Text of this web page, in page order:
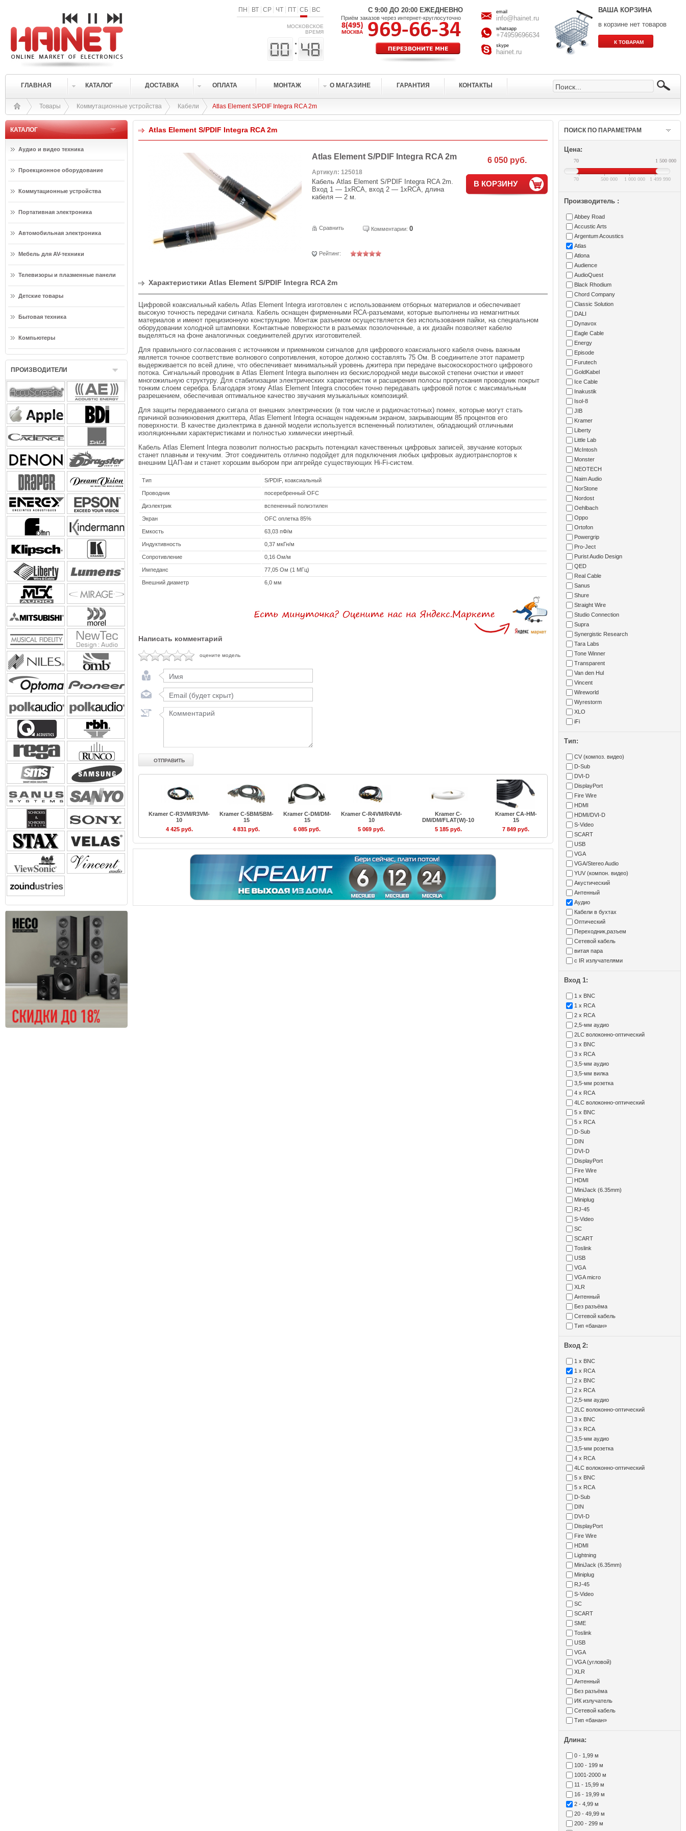
ПН ВТ СР ЧТ ПТ СБ ВС
МОСКОВСКОЕ
ВРЕМЯ
С 9:00 ДО 20:00 ЕЖЕДНЕВНО
Приём заказов через интернет-круглосуточно
email
info@hainet.ru
whatsapp
+74959696634
skype
hainet.ru
ВАША КОРЗИНА
в корзине нет товаров
ГЛАВНАЯ КАТАЛОГ ДОСТАВКА ОПЛАТА МОНТАЖ О МАГАЗИНЕ ГАРАНТИЯ КОНТАКТЫ
Товары Коммутационные устройства Кабели Atlas Element S/PDIF Integra RCA 2m
КАТАЛОГ
Аудио и видео техника
Проекционное оборудование
Коммутационные устройства
Портативная электроника
Автомобильная электроника
Мебель для AV-техники
Телевизоры и плазменные панели
Детские товары
Бытовая техника
Компьютеры
ПРОИЗВОДИТЕЛИ
Atlas Element S/PDIF Integra RCA 2m
Atlas Element S/PDIF Integra RCA 2m
Артикул: 125018
Кабель Atlas Element S/PDIF Integra RCA 2m.
Вход 1 — 1хRCA, вход 2 — 1хRCA, длина
кабеля — 2 м.
Сравнить Комментарии: 0
Рейтинг:
6 050 руб.
В КОРЗИНУ
Характеристики Atlas Element S/PDIF Integra RCA 2m
Цифровой коаксиальный кабель Atlas Element Integra изготовлен с использованием отборных материалов и обеспечивает
высокую точность передачи сигнала. Кабель оснащен фирменными RCA-разъемами, которые выполнены из немагнитных
материалов и имеют прецизионную конструкцию. Монтаж разъемом осуществляется без использования пайки, на специальном
оборудовании холодной штамповки. Контактные поверхности в разъемах позолоченные, а их дизайн позволяет кабелю
выделяться на фоне аналогичных соединителей других изготовителей.
Для правильного согласования с источником и приемником сигналов для цифрового коаксиального кабеля очень важным
является точное соответствие волнового сопротивления, которое должно составлять 75 Ом. В соединителе этот параметр
выдерживается по всей длине, что обеспечивает минимальный уровень джитера при передаче высокоскоростного цифрового
потока. Сигнальный проводник в Atlas Element Integra выполнен из бескислородной меди высокой степени очистки и имеет
многожильную структуру. Для стабилизации электрических характеристик и расширения полосы пропускания проводник покрыт
тонким слоем серебра. Благодаря этому Atlas Element Integra способен точно передавать цифровой поток с максимальным
разрешением, обеспечивая оптимальное качество звучания музыкальных композиций.
Для защиты передаваемого сигала от внешних электрических (в том числе и радиочастотных) помех, которые могут стать
причиной возникновения джиттера, Atlas Element Integra оснащен надежным экраном, закрывающим 85 процентов его
поверхности. В качестве диэлектрика в данной модели используется вспененный полиэтилен, обладающий отличными
изоляционными характеристиками и полностью химически инертный.
Кабель Atlas Element Integra позволит полностью раскрыть потенциал качественных цифровых записей, звучание которых
станет плавным и текучим. Этот соединитель отлично подойдет для подключения любых цифровых аудиотранспортов к
внешним ЦАП-ам и станет хорошим выбором при апгрейде существующих Hi-Fi-систем.
Тип S/PDIF, коаксиальный
Проводник посеребренный OFC
Диэлектрик вспененный полиэтилен
Экран OFC оплетка 85%
Емкость 63,03 пФ/м
Индуктивность 0,37 мкГн/м
Сопротивление 0,16 Ом/м
Импеданс 77,05 Ом (1 МГц)
Внешний диаметр 6,0 мм
Написать комментарий
оцените модель
Kramer C-R3VM/R3VM-
10
4 425 руб.
Kramer C-5BM/5BM-
15
4 831 руб.
Kramer C-DM/DM-
15
6 085 руб.
Kramer C-R4VM/R4VM-
10
5 069 руб.
Kramer C-
DM/DM/FLAT(W)-10
5 185 руб.
Kramer CA-HM-
15
7 849 руб.
ПОИСК ПО ПАРАМЕТРАМ
Цена:
70 1 500 000
70 1 499 990
500 000 1 000 000
Производитель :
Abbey Road
Accustic Arts
Argentum Acoustics
Atlas
Atlona
Audience
AudioQuest
Black Rhodium
Chord Company
Classic Solution
DALI
Dynavox
Eagle Cable
Energy
Episode
Furutech
GoldKabel
Ice Cable
Inakustik
Isol-8
JIB
Kramer
Liberty
Little Lab
McIntosh
Monster
NEOTECH
Naim Audio
NorStone
Nordost
Oehlbach
Oppo
Ortofon
Powergrip
Pro-Ject
Purist Audio Design
QED
Real Cable
Sanus
Shure
Straight Wire
Studio Connection
Supra
Synergistic Research
Tara Labs
Tone Winner
Transparent
Van den Hul
Vincent
Wireworld
Wyrestorm
XLO
iFi
Тип:
CV (композ. видео)
D-Sub
DVI-D
DisplayPort
Fire Wire
HDMI
HDMI/DVI-D
S-Video
SCART
USB
VGA
VGA/Stereo Audio
YUV (компон. видео)
Акустический
Антенный
Аудио
Кабели в бухтах
Оптический
Переходник,разъем
Сетевой кабель
витая пара
с IR излучателями
Вход 1:
1 x BNC
1 x RCA
2 x RCA
2,5-мм аудио
2LC волоконно-оптический
3 x BNC
3 x RCA
3,5-мм аудио
3,5-мм вилка
3,5-мм розетка
4 x RCA
4LC волоконно-оптический
5 x BNC
5 x RCA
D-Sub
DIN
DVI-D
DisplayPort
Fire Wire
HDMI
MiniJack (6.35mm)
Miniplug
RJ-45
S-Video
SC
SCART
Toslink
USB
VGA
VGA micro
XLR
Антенный
Без разъёма
Сетевой кабель
Тип «банан»
Вход 2:
1 x BNC
1 x RCA
2 x BNC
2 x RCA
2,5-мм аудио
2LC волоконно-оптический
3 x BNC
3 x RCA
3,5-мм аудио
3,5-мм розетка
4 x RCA
4LC волоконно-оптический
5 x BNC
5 x RCA
D-Sub
DIN
DVI-D
DisplayPort
Fire Wire
HDMI
Lightning
MiniJack (6.35mm)
Miniplug
RJ-45
S-Video
SC
SCART
SME
Toslink
USB
VGA
VGA (угловой)
XLR
Антенный
Без разъёма
ИК излучатель
Сетевой кабель
Тип «банан»
Длина:
0 - 1,99 м
100 - 199 м
1001-2000 м
11 - 15,99 м
16 - 19,99 м
2 - 4,99 м
20 - 49,99 м
200 - 299 м